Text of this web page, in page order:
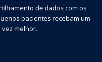
de dados com os
pacientes recebam um
melhor.